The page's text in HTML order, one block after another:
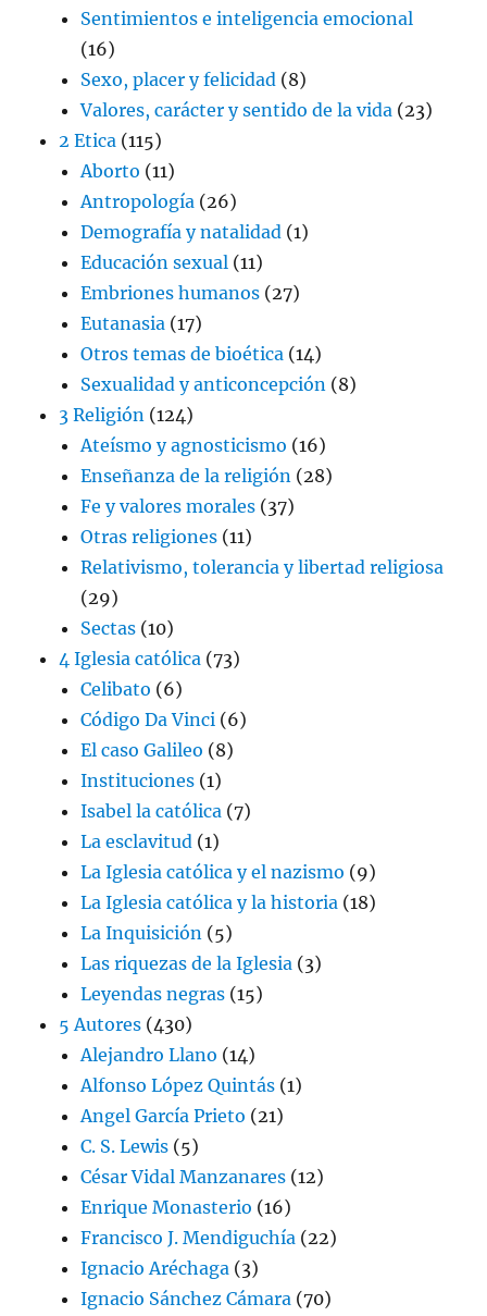
Sentimientos e inteligencia emocional
(16)
Sexo, placer y felicidad (8)
Valores, carácter y sentido de la vida (23)
2 Etica (115)
Aborto (11)
Antropología (26)
Demografía y natalidad (1)
Educación sexual (11)
Embriones humanos (27)
Eutanasia (17)
Otros temas de bioética (14)
Sexualidad y anticoncepción (8)
3 Religión (124)
Ateísmo y agnosticismo (16)
Enseñanza de la religión (28)
Fe y valores morales (37)
Otras religiones (11)
Relativismo, tolerancia y libertad religiosa
(29)
Sectas (10)
4 Iglesia católica (73)
Celibato (6)
Código Da Vinci (6)
El caso Galileo (8)
Instituciones (1)
Isabel la católica (7)
La esclavitud (1)
La Iglesia católica y el nazismo (9)
La Iglesia católica y la historia (18)
La Inquisición (5)
Las riquezas de la Iglesia (3)
Leyendas negras (15)
5 Autores (430)
Alejandro Llano (14)
Alfonso López Quintás (1)
Angel García Prieto (21)
C. S. Lewis (5)
César Vidal Manzanares (12)
Enrique Monasterio (16)
Francisco J. Mendiguchía (22)
Ignacio Aréchaga (3)
Ignacio Sánchez Cámara (70)